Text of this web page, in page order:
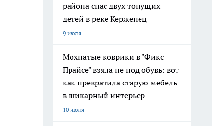
района спас двух тонущих
детей в реке Керженец
9 июля
Мохнатые коврики в "Фикс
Прайсе" взяла не под обувь: вот
как превратила старую мебель
в шикарный интерьер
10 июля